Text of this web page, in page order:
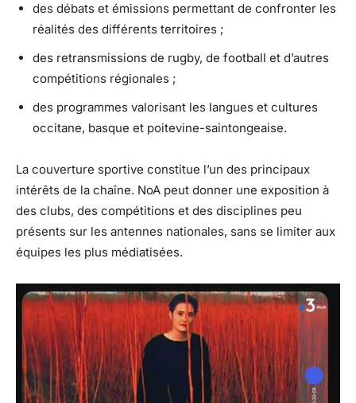
des débats et émissions permettant de confronter les
réalités des différents territoires ;
des retransmissions de rugby, de football et d’autres
compétitions régionales ;
des programmes valorisant les langues et cultures
occitane, basque et poitevine-saintongeaise.
La couverture sportive constitue l’un des principaux
intérêts de la chaîne. NoA peut donner une exposition à
des clubs, des compétitions et des disciplines peu
présents sur les antennes nationales, sans se limiter aux
équipes les plus médiatisées.